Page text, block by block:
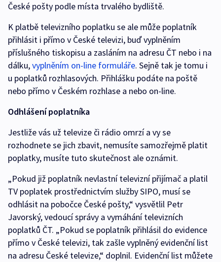
České pošty podle místa trvalého bydliště.
K platbě televizního poplatku se ale může poplatník
přihlásit i přímo v České televizi, buď vyplněním
příslušného tiskopisu a zasláním na adresu ČT nebo i na
dálku,vyplněním on-line formuláře. Sejně tak je tomu i
u poplatků rozhlasových. Přihlášku podáte na poště
nebo přímo v Českém rozhlase a nebo on-line.
Odhlášení poplatníka
Jestliže vás už televize či rádio omrzí a vy se
rozhodnete se jich zbavit, nemusíte samozřejmě platit
poplatky, musíte tuto skutečnost ale oznámit.
„Pokud již poplatník nevlastní televizní přijímač a platil
TV poplatek prostřednictvím služby SIPO, musí se
odhlásit na pobočce České pošty,“ vysvětlil Petr
Javorský, vedoucí správy a vymáhání televizních
poplatků ČT. „Pokud se poplatník přihlásil do evidence
přímo v České televizi, tak zašle vyplněný evidenční list
na adresu České televize,“ doplnil. Evidenční list můžete